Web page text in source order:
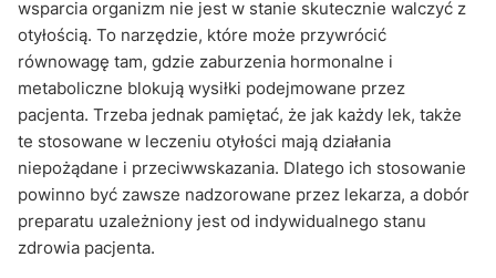
wsparcia organizm nie jest w stanie skutecznie walczyć z
otyłością. To narzędzie, które może przywrócić
równowagę tam, gdzie zaburzenia hormonalne i
metaboliczne blokują wysiłki podejmowane przez
pacjenta. Trzeba jednak pamiętać, że jak każdy lek, także
te stosowane w leczeniu otyłości mają działania
niepożądane i przeciwwskazania. Dlatego ich stosowanie
powinno być zawsze nadzorowane przez lekarza, a dobór
preparatu uzależniony jest od indywidualnego stanu
zdrowia pacjenta.